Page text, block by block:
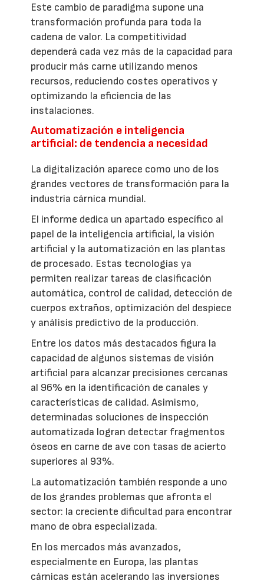
Este cambio de paradigma supone una
transformación profunda para toda la
cadena de valor. La competitividad
dependerá cada vez más de la capacidad para
producir más carne utilizando menos
recursos, reduciendo costes operativos y
optimizando la eficiencia de las
instalaciones.
Automatización e inteligencia
artificial: de tendencia a necesidad
La digitalización aparece como uno de los
grandes vectores de transformación para la
industria cárnica mundial.
El informe dedica un apartado específico al
papel de la inteligencia artificial, la visión
artificial y la automatización en las plantas
de procesado. Estas tecnologías ya
permiten realizar tareas de clasificación
automática, control de calidad, detección de
cuerpos extraños, optimización del despiece
y análisis predictivo de la producción.
Entre los datos más destacados figura la
capacidad de algunos sistemas de visión
artificial para alcanzar precisiones cercanas
al 96% en la identificación de canales y
características de calidad. Asimismo,
determinadas soluciones de inspección
automatizada logran detectar fragmentos
óseos en carne de ave con tasas de acierto
superiores al 93%.
La automatización también responde a uno
de los grandes problemas que afronta el
sector: la creciente dificultad para encontrar
mano de obra especializada.
En los mercados más avanzados,
especialmente en Europa, las plantas
cárnicas están acelerando las inversiones